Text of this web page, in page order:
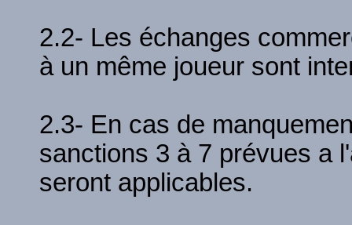
2.2- Les échanges
à un même joueur sont
2.3- En cas de
sanctions 3 à 7 prévues a
seront applicables.